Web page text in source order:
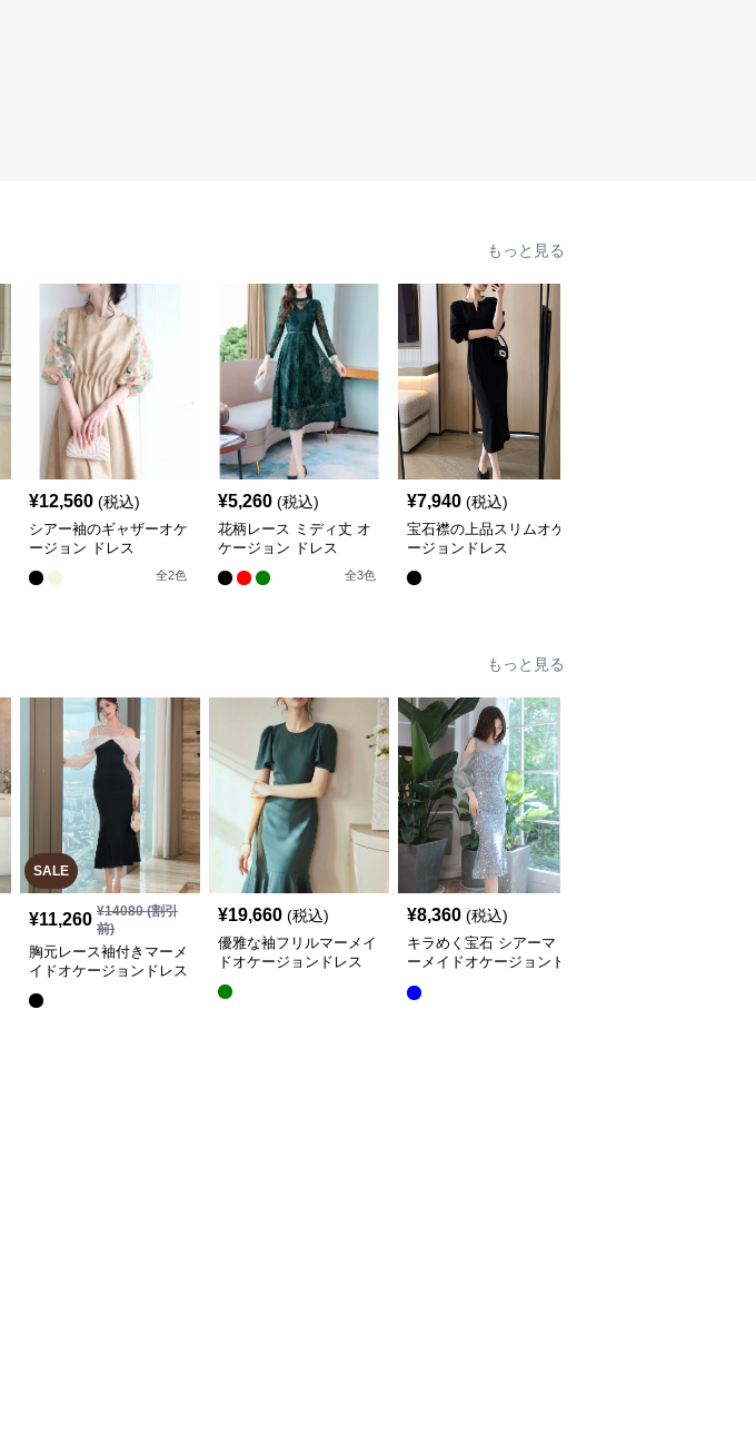
もっと見る
¥12,560 (税込)
シアー袖のギャザーオケ
ージョン ドレス
全2色
¥5,260 (税込)
花柄レース ミディ丈 オ
ケージョン ドレス
全3色
¥7,940 (税込)
宝石襟の上品スリムオケ
ージョンドレス
もっと見る
SALE
¥11,260 ¥14080(割引
前)
胸元レース袖付きマーメ
イドオケージョンドレス
¥19,660 (税込)
優雅な袖フリルマーメイ
ドオケージョンドレス
¥8,360 (税込)
キラめく宝石 シアーマ
ーメイドオケージョンド